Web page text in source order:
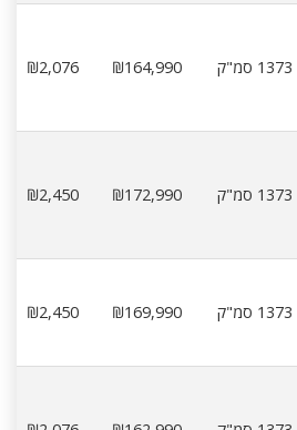
1373 סמ"ק ₪164,990
₪2,076
1373 סמ"ק ₪172,990
₪2,450
1373 סמ"ק ₪169,990
₪2,450